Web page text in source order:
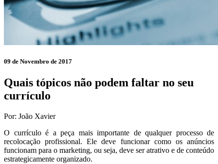
09 de Novembro de 2017
Quais tópicos não podem faltar no seu
currículo
Por: João Xavier
O currículo é a peça mais importante de qualquer processo de
recolocação profissional. Ele deve funcionar como os anúncios
funcionam para o marketing, ou seja, deve ser atrativo e de conteúdo
estrategicamente organizado.